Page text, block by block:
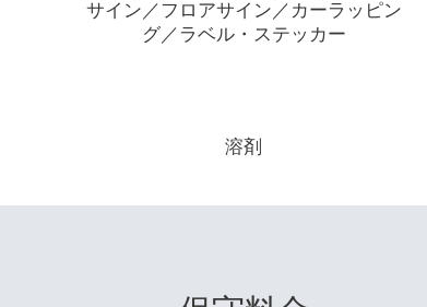
サイン／フロアサイン／カーラッピン
グ／ラベル・ステッカー
溶剤